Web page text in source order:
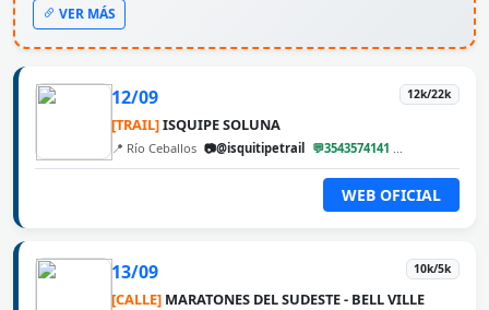
VER MÁS
12/09 12k/22k
[TRAIL]ISQUIPE SOLUNA
📍 Río Ceballos 📷@isquitipetrail 💬3543574141
WEB OFICIAL
13/09 10k/5k
[CALLE] MARATONES DEL SUDESTE - BELL VILLE